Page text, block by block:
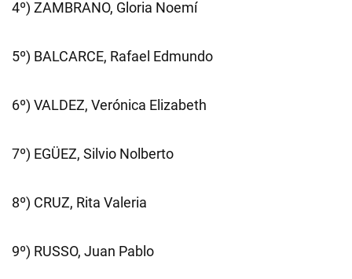
4º) ZAMBRANO, Gloria Noemí
5º) BALCARCE, Rafael Edmundo
6º) VALDEZ, Verónica Elizabeth
7º) EGÜEZ, Silvio Nolberto
8º) CRUZ, Rita Valeria
9º) RUSSO, Juan Pablo